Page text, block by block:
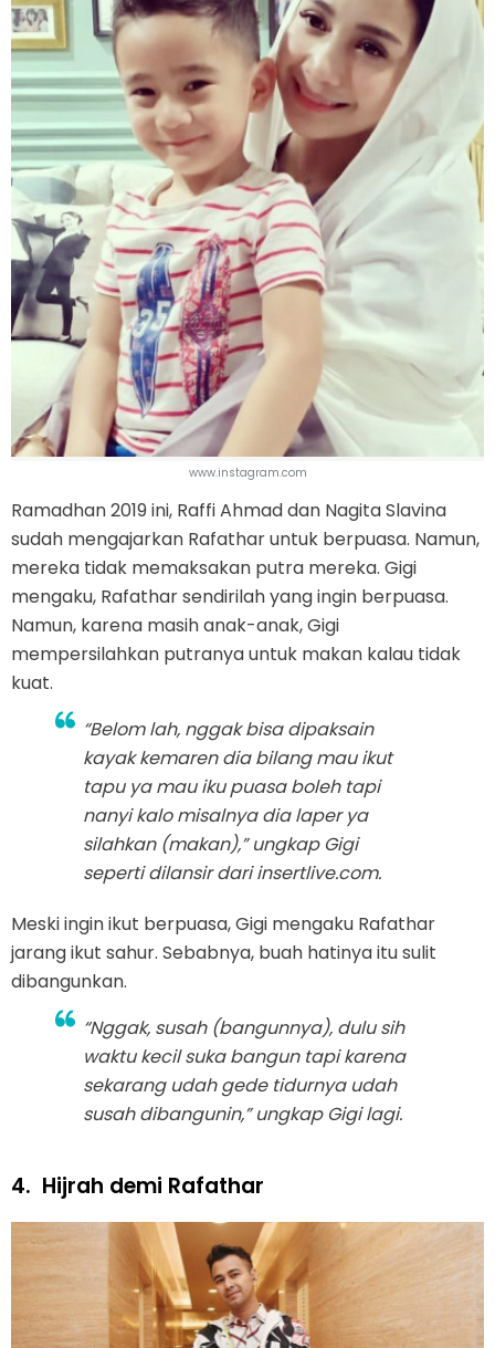
www.instagram.com
Ramadhan 2019 ini, Raffi Ahmad dan Nagita Slavina
sudah mengajarkan Rafathar untuk berpuasa. Namun,
mereka tidak memaksakan putra mereka. Gigi
mengaku, Rafathar sendirilah yang ingin berpuasa.
Namun, karena masih anak-anak, Gigi
mempersilahkan putranya untuk makan kalau tidak
kuat.
“Belom lah, nggak bisa dipaksain
kayak kemaren dia bilang mau ikut
tapu ya mau iku puasa boleh tapi
nanyi kalo misalnya dia laper ya
silahkan (makan),” ungkap Gigi
seperti dilansir dari insertlive.com.
Meski ingin ikut berpuasa, Gigi mengaku Rafathar
jarang ikut sahur. Sebabnya, buah hatinya itu sulit
dibangunkan.
“Nggak, susah (bangunnya), dulu sih
waktu kecil suka bangun tapi karena
sekarang udah gede tidurnya udah
susah dibangunin,” ungkap Gigi lagi.
4. Hijrah demi Rafathar